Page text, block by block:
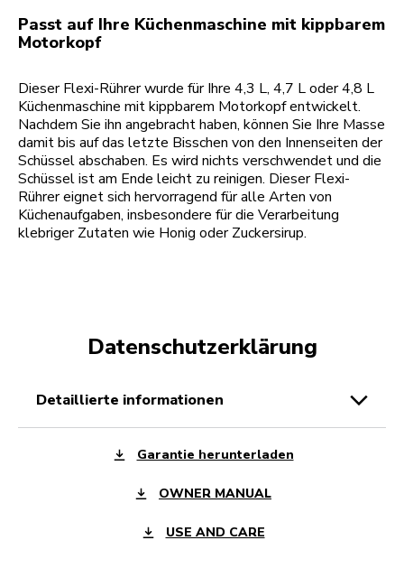
Passt auf Ihre Küchenmaschine mit kippbarem
Motorkopf
Dieser Flexi-Rührer wurde für Ihre 4,3 L, 4,7 L oder 4,8 L
Küchenmaschine mit kippbarem Motorkopf entwickelt.
Nachdem Sie ihn angebracht haben, können Sie Ihre Masse
damit bis auf das letzte Bisschen von den Innenseiten der
Schüssel abschaben. Es wird nichts verschwendet und die
Schüssel ist am Ende leicht zu reinigen. Dieser Flexi-
Rührer eignet sich hervorragend für alle Arten von
Küchenaufgaben, insbesondere für die Verarbeitung
klebriger Zutaten wie Honig oder Zuckersirup.
Datenschutzerklärung
detaillierte informationen
Garantie herunterladen
OWNER MANUAL
USE AND CARE